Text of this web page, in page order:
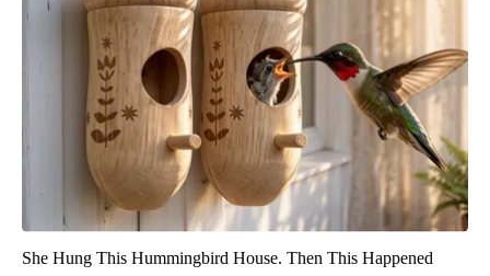
She Hung This Hummingbird House. Then This Happened